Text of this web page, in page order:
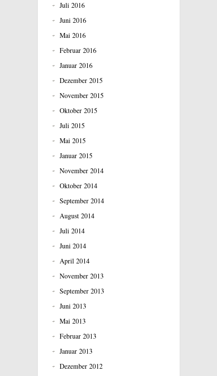
Juli 2016
Juni 2016
Mai 2016
Februar 2016
Januar 2016
Dezember 2015
November 2015
Oktober 2015
Juli 2015
Mai 2015
Januar 2015
November 2014
Oktober 2014
September 2014
August 2014
Juli 2014
Juni 2014
April 2014
November 2013
September 2013
Juni 2013
Mai 2013
Februar 2013
Januar 2013
Dezember 2012